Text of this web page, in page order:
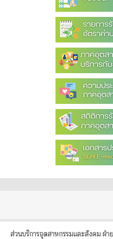
ส่วนบริการอุตสาหกรรมและสังคม ฝ่า